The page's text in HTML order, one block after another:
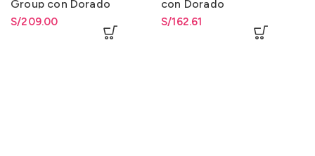
Group con Dorado
S/209.00
con Dorado
S/162.61